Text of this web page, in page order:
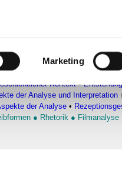
identifizieren
und legen Sie Ihre
für soziale Medien
Marketing
Texte DRAMATISCHE
Kontext •
der Analyse und Interpretation
der Analyse •
● Rhetorik ● Filmanalyse